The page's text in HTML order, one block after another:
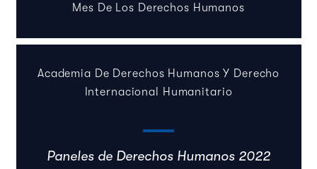
Mes De Los Derechos Humanos
Academia De Derechos Humanos Y Derecho
Internacional Humanitario
Paneles de Derechos Humanos 2022